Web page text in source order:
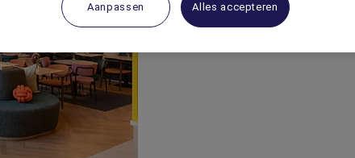
Aanpassen Alles accepteren